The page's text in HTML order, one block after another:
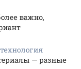
важно,
— разные